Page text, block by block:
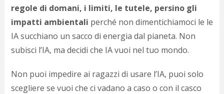
regole di domani, i limiti, le tutele, persino gli
impatti ambientali perché non dimentichiamoci le le
IA succhiano un sacco di energia dal pianeta. Non
subisci l’IA, ma decidi che IA vuoi nel tuo mondo.
Non puoi impedire ai ragazzi di usare l’IA, puoi solo
scegliere se vuoi che ci vadano a caso o con il casco